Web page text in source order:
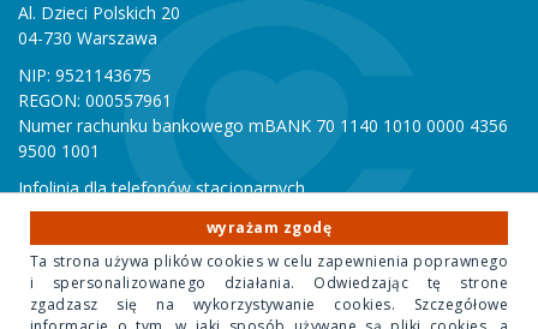
Al. Dzieci Polskich 20
04-730 Warszawa
NIP: 9521143675
REGON: 000557961
Numer rachunku bankowego mBANK 70 1140 1010 0000 4356
9500 1001
Infolinia dla telefonów stacjonarnych
801 051 000
Infolinia dla telefonów komórkowych
22 815 10 00
wyrażam zgodę
Ta strona używa plików cookies w celu zapewnienia poprawnego
i spersonalizowanego działania. Odwiedzając tę strone
zgadzasz się na wykorzystywanie cookies. Szczegółowe